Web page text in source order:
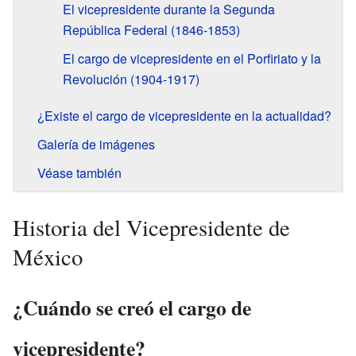
El vicepresidente durante la Segunda
República Federal (1846-1853)
El cargo de vicepresidente en el Porfiriato y la
Revolución (1904-1917)
¿Existe el cargo de vicepresidente en la actualidad?
Galería de imágenes
Véase también
Historia del Vicepresidente de
México
¿Cuándo se creó el cargo de
vicepresidente?